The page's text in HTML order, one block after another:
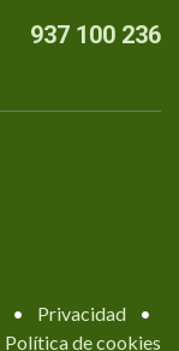
937 100 236
• Privacidad
•
Política de cookies